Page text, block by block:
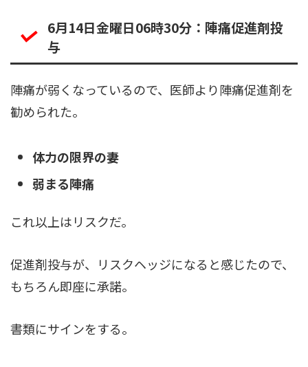
6月14日金曜日06時30分：陣痛促進剤投
与
陣痛が弱くなっているので、医師より陣痛促進剤を
勧められた。
体力の限界の妻
弱まる陣痛
これ以上はリスクだ。
促進剤投与が、リスクヘッジになると感じたので、
もちろん即座に承諾。
書類にサインをする。